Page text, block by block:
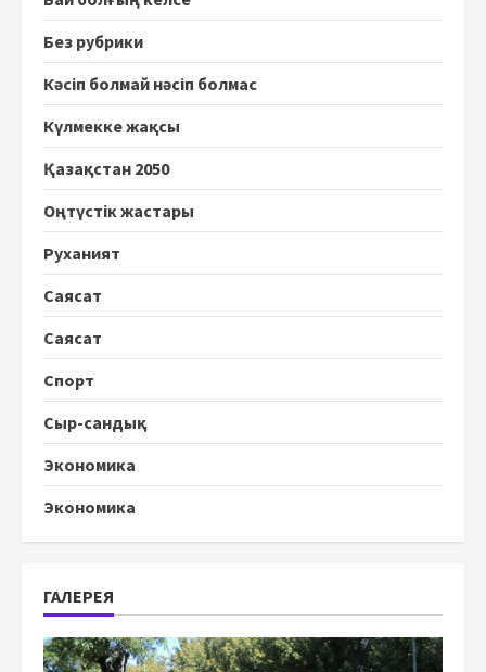
Без рубрики
Кәсіп болмай нәсіп болмас
Күлмекке жақсы
Қазақстан 2050
Оңтүстік жастары
Руханият
Саясат
Саясат
Спорт
Сыр-сандық
Экономика
Экономика
ГАЛЕРЕЯ